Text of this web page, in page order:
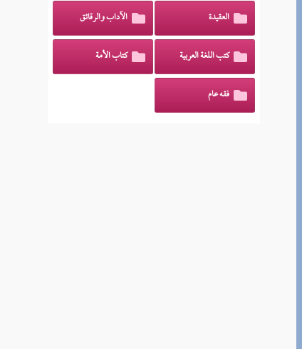
العقيدة الآداب والرقائق
كتب اللغة العربية كتاب الأمة
فقه عام